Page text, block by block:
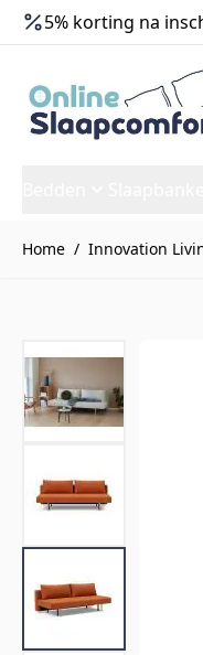
5% korting na
Home / Innovation
Innovation